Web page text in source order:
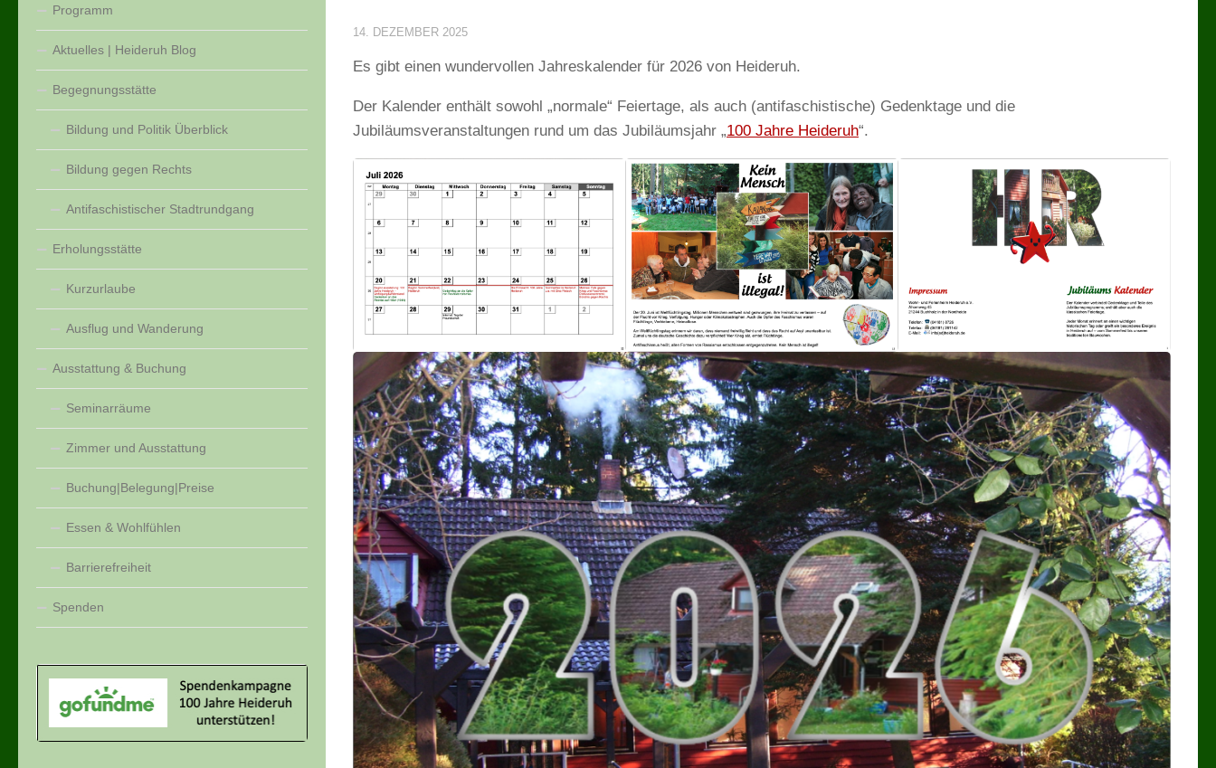
14. DEZEMBER 2025
Es gibt einen wundervollen Jahreskalender für 2026 von Heideruh.
Der Kalender enthält sowohl „normale“ Feiertage, als auch (antifaschistische) Gedenktage und die
Jubiläumsveranstaltungen rund um das Jubiläumsjahr „100 Jahre Heideruh“.
Programm
Aktuelles | Heideruh Blog
Begegnungsstätte
Bildung und Politik Überblick
Bildung gegen Rechts
Antifaschistischer Stadtrundgang
Erholungsstätte
Kurzurlaube
Ausflug und Wanderung
Ausstattung & Buchung
Seminarräume
Zimmer und Ausstattung
Buchung|Belegung|Preise
Essen & Wohlfühlen
Barrierefreiheit
Spenden